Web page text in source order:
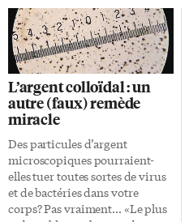
septembre, par un discours du
Trône. Un premier budget en
2020 pourrait être présenté
quelques semaines plus tard,
après des «mises à jour»
pendant la pandémie de
CoViD-19. Le gouvernement
libéral minoritaire s’exposera
ici à un vote de confiance. Une
défaite au Parlement
précipiterait des élections.
Mme Freeland, qui avait piloté
le dossier du commerce
L’argent colloïdal : un
autre (faux) remède
miracle
Des particules d’argent
microscopiques pourraient-
elles tuer toutes sortes de virus
et de bactéries dans votre
corps? Pas vraiment… «Le plus